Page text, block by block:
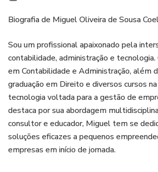
Biografia de Miguel Oliveira de Sousa
Sou um profissional apaixonado pela
contabilidade, administração e tecnologia.
em Contabilidade e Administração, além
graduação em Direito e diversos cursos
tecnologia voltada para a gestão de
destaca por sua abordagem
consultor e educador, Miguel tem se
soluções eficazes a pequenos
empresas em início de jornada.